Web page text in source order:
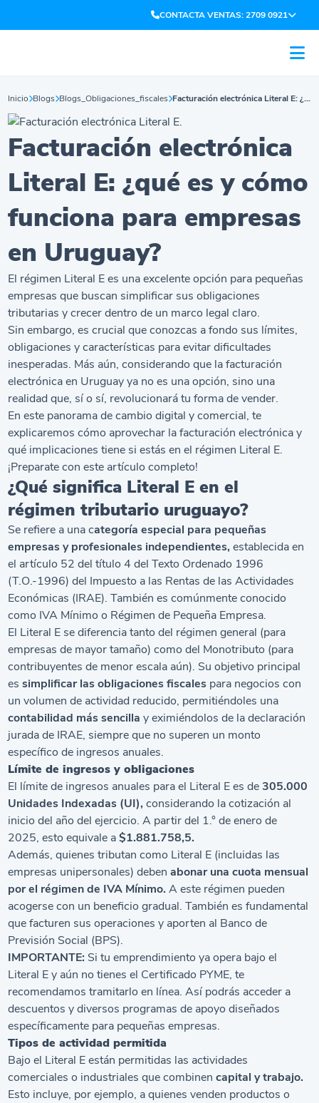
CONTACTA VENTAS: 2709 0921
Inicio Blogs Blogs_Obligaciones_fiscales Facturación electrónica Literal E: ¿qué es y cómo funciona para empresas en Uruguay?
Facturación electrónica
Literal E: ¿qué es y cómo
funciona para empresas
en Uruguay?
El régimen Literal E es una excelente opción para pequeñas
empresas que buscan simplificar sus obligaciones
tributarias y crecer dentro de un marco legal claro.
Sin embargo, es crucial que conozcas a fondo sus límites,
obligaciones y características para evitar dificultades
inesperadas. Más aún, considerando que la facturación
electrónica en Uruguay ya no es una opción, sino una
realidad que, sí o sí, revolucionará tu forma de vender.
En este panorama de cambio digital y comercial, te
explicaremos cómo aprovechar la facturación electrónica y
qué implicaciones tiene si estás en el régimen Literal E.
¡Preparate con este artículo completo!
¿Qué significa Literal E en el
régimen tributario uruguayo?
Se refiere a una categoría especial para pequeñas
empresas y profesionales independientes, establecida en
el artículo 52 del título 4 del Texto Ordenado 1996
(T.O.-1996) del Impuesto a las Rentas de las Actividades
Económicas (IRAE). También es comúnmente conocido
como IVA Mínimo o Régimen de Pequeña Empresa.
El Literal E se diferencia tanto del régimen general (para
empresas de mayor tamaño) como del Monotributo (para
contribuyentes de menor escala aún). Su objetivo principal
essimplificar las obligaciones fiscales para negocios con
un volumen de actividad reducido, permitiéndoles una
contabilidad más sencilla y eximiéndolos de la declaración
jurada de IRAE, siempre que no superen un monto
específico de ingresos anuales.
Límite de ingresos y obligaciones
El límite de ingresos anuales para el Literal E es de305.000
Unidades Indexadas (UI), considerando la cotización al
inicio del año del ejercicio. A partir del 1.° de enero de
2025, esto equivale a$1.881.758,5.
Además, quienes tributan como Literal E (incluidas las
empresas unipersonales) debenabonar una cuota mensual
por el régimen de IVA Mínimo. A este régimen pueden
acogerse con un beneficio gradual. También es fundamental
que facturen sus operaciones y aporten al Banco de
Previsión Social (BPS).
IMPORTANTE: Si tu emprendimiento ya opera bajo el
Literal E y aún no tienes el Certificado PYME, te
recomendamos tramitarlo en línea. Así podrás acceder a
descuentos y diversos programas de apoyo diseñados
específicamente para pequeñas empresas.
Tipos de actividad permitida
Bajo el Literal E están permitidas las actividades
comerciales o industriales que combinencapital y trabajo.
Esto incluye, por ejemplo, a quienes venden productos o